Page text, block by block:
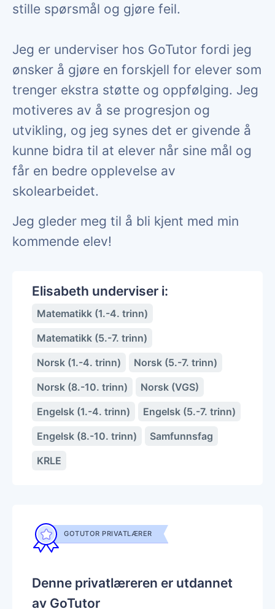
stille spørsmål og gjøre feil.
Jeg er underviser hos GoTutor fordi jeg
ønsker å gjøre en forskjell for elever som
trenger ekstra støtte og oppfølging. Jeg
motiveres av å se progresjon og
utvikling, og jeg synes det er givende å
kunne bidra til at elever når sine mål og
får en bedre opplevelse av
skolearbeidet.
Jeg gleder meg til å bli kjent med min
kommende elev!
Elisabeth underviser i:
Matematikk (1.-4. trinn)
Matematikk (5.-7. trinn)
Norsk (1.-4. trinn)
Norsk (5.-7. trinn)
Norsk (8.-10. trinn)
Norsk (VGS)
Engelsk (1.-4. trinn)
Engelsk (5.-7. trinn)
Engelsk (8.-10. trinn)
Samfunnsfag
KRLE
GOTUTOR PRIVATLÆRER
Denne privatlæreren er utdannet
av GoTutor